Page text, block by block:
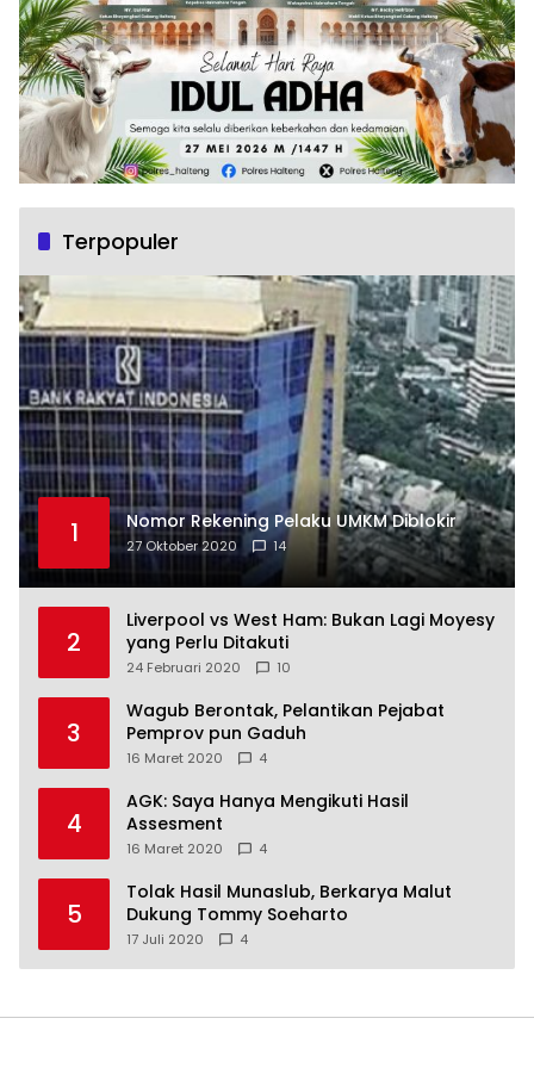
Terpopuler
1 Nomor Rekening Pelaku UMKM Diblokir
27 Oktober 2020 14
2
Liverpool vs West Ham: Bukan Lagi Moyesy
yang Perlu Ditakuti
24 Februari 2020 10
3
Wagub Berontak, Pelantikan Pejabat
Pemprov pun Gaduh
16 Maret 2020 4
4
AGK: Saya Hanya Mengikuti Hasil
Assesment
16 Maret 2020 4
5
Tolak Hasil Munaslub, Berkarya Malut
Dukung Tommy Soeharto
17 Juli 2020 4